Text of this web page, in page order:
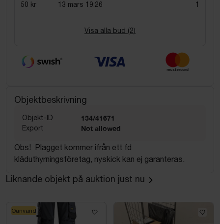
50 kr 13 mars 19:26 1
Visa alla bud (2)
Objektbeskrivning
Objekt-ID 134/41671
Export Not allowed
Obs! Plagget kommer ifrån ett fd
kläduthyrningsföretag, nyskick kan ej garanteras.
Liknande objekt på auktion just nu
Oanvänd